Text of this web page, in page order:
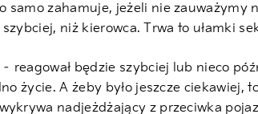
zahamuje, jeżeli nie zauważymy
niż kierowca. Trwa to ułamki
reagował będzie szybciej lub nieco
życie. A żeby było jeszcze ciekawiej,
nadjeżdżający z przeciwka